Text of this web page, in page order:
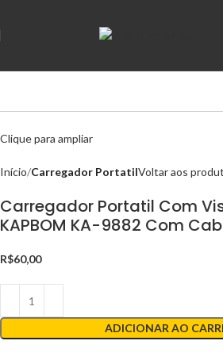
Clique para ampliar
Início Carregador PortatilVoltar aos
Carregador Portatil Com
KAPBOM KA-9882 Com
R$60,00
ADICIONAR AO